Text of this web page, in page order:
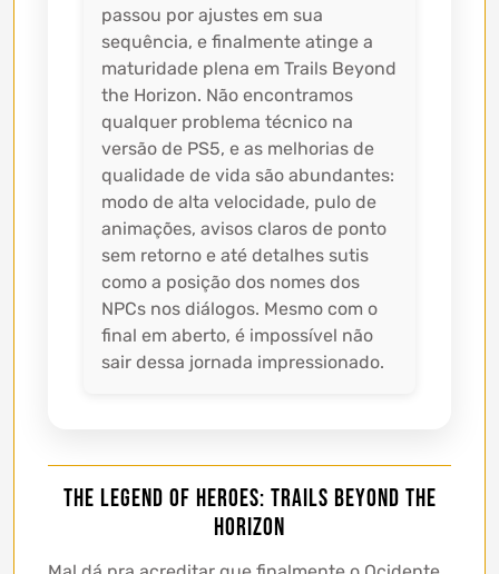
passou por ajustes em sua
sequência, e finalmente atinge a
maturidade plena em Trails Beyond
the Horizon. Não encontramos
qualquer problema técnico na
versão de PS5, e as melhorias de
qualidade de vida são abundantes:
modo de alta velocidade, pulo de
animações, avisos claros de ponto
sem retorno e até detalhes sutis
como a posição dos nomes dos
NPCs nos diálogos. Mesmo com o
final em aberto, é impossível não
sair dessa jornada impressionado.
The Legend of Heroes: Trails beyond the
Horizon